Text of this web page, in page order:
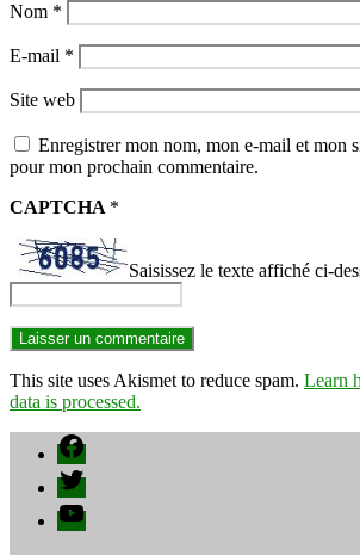
Nom *
E-mail *
Site web
Enregistrer mon nom, mon e-mail et mon
pour mon prochain commentaire.
CAPTCHA *
Saisissez le texte affiché ci-
This site uses Akismet to reduce spam. Learn
data is processed.
Facebook
Twitter
YouTube